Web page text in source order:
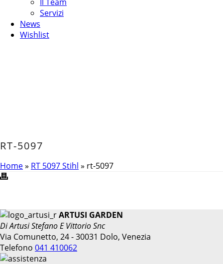
Servizi
News
Wishlist
RT-5097
Home» RT 5097 Stihl » rt-5097
ARTUSI GARDEN
Di Artusi Stefano E Vittorio Snc
Via Comunetto, 24 - 30031 Dolo, Venezia
Telefono 041 410062